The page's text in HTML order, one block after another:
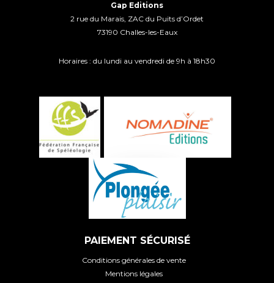
Gap Editions
2 rue du Marais, ZAC du Puits d’Ordet
73190 Challes-les-Eaux
Horaires : du lundi au vendredi de 9h à 18h30
PAIEMENT SÉCURISÉ
Conditions générales de vente
Mentions légales